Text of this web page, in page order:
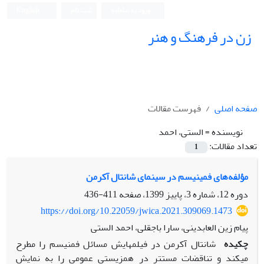
زن در فرهنگ و هنر
صفحه اصلی
فهرست مقالات
نویسنده =الستی، احمد
تعداد مقالات:
1
مؤلفه‌های فمینیسم در سینمای شانتال آکرمن
دوره 12، شماره 3، پاییز 1399، صفحه
411-436
https://doi.org/10.22059/jwica.2021.309069.1473
پیام زین العابدینی، سارا باجقلی، احمد الستی
چکیده شانتال آکرمن در فیلم‏هایش مسائل فمنیسم را مطرح
می‏کند و تناقضات مستتر در هم‏زیستی عمومی را به نمایش